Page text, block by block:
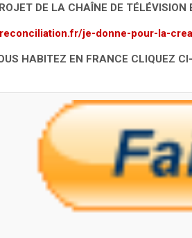
DE LA CHAÎNE DE
je-donne-pour-la-
HABITEZ EN FRANCE CLIQUEZ